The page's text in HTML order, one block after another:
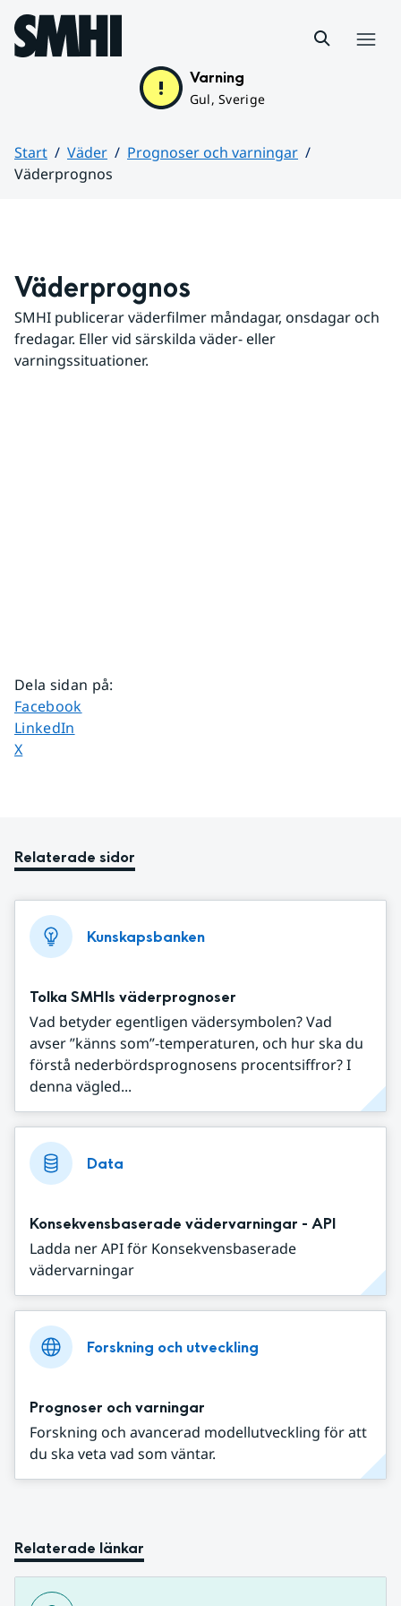
Hoppa till sidans innehåll
Varning
Gul, Sverige
Start Väder
Prognoser och varningar
Väderprognos
Väderprognos
SMHI publicerar väderfilmer måndagar, onsdagar och
fredagar. Eller vid särskilda väder- eller
varningssituationer.
Dela sidan på:
Dela sidan på
Facebook
Dela sidan på
LinkedIn
Dela sidan på
X
Relaterade sidor
Kunskapsbanken
Tolka SMHIs väderprognoser
Vad betyder egentligen vädersymbolen? Vad
avser ”känns som”-temperaturen, och hur ska du
förstå nederbördsprognosens procentsiffror? I
denna vägled...
Data
Konsekvensbaserade vädervarningar - API
Ladda ner API för Konsekvensbaserade
vädervarningar
Forskning och utveckling
Prognoser och varningar
Forskning och avancerad modellutveckling för att
du ska veta vad som väntar.
Relaterade länkar